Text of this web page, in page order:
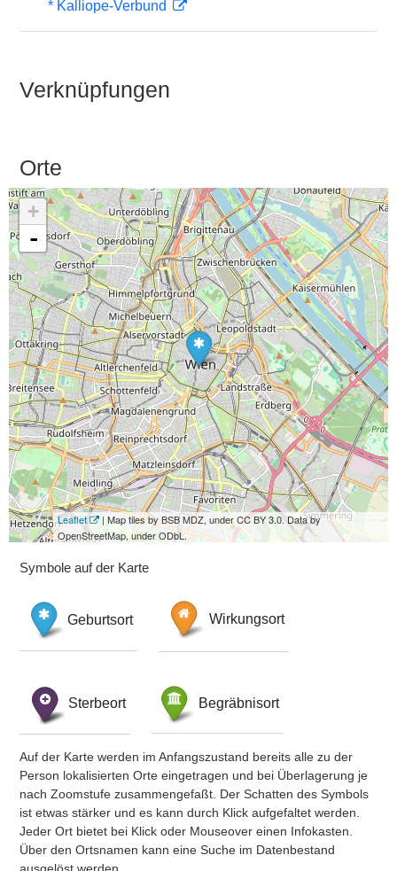
* Kalliope-Verbund
Verknüpfungen
Orte
+
-
Leaflet
| Map tiles by BSB MDZ, under CC BY 3.0. Data by
OpenStreetMap, under ODbL.
Symbole auf der Karte
Geburtsort Wirkungsort
Sterbeort Begräbnisort
Auf der Karte werden im Anfangszustand bereits alle zu der
Person lokalisierten Orte eingetragen und bei Überlagerung je
nach Zoomstufe zusammengefaßt. Der Schatten des Symbols
ist etwas stärker und es kann durch Klick aufgefaltet werden.
Jeder Ort bietet bei Klick oder Mouseover einen Infokasten.
Über den Ortsnamen kann eine Suche im Datenbestand